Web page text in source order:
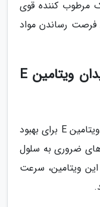
مرطوب کننده قوی
فرصت رساندن مواد
استفاده از خواص آنتی اکسیدان ویتامین E
پوست همیشه به آنتی اکسیدانی مثل ویتامین E برای بهبود
ضروری به سلول
این ویتامین، سرعت